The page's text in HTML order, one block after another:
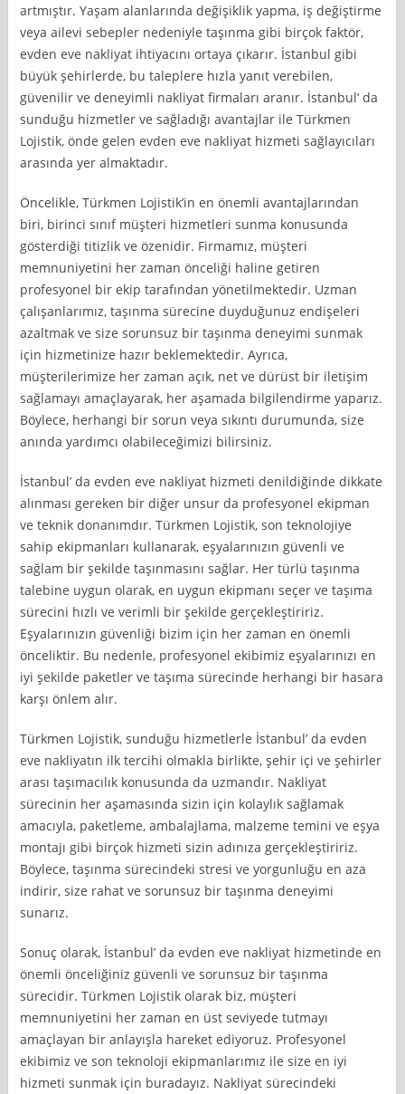
artmıştır. Yaşam alanlarında değişiklik yapma, iş değiştirme
veya ailevi sebepler nedeniyle taşınma gibi birçok faktör,
evden eve nakliyat ihtiyacını ortaya çıkarır. İstanbul gibi
büyük şehirlerde, bu taleplere hızla yanıt verebilen,
güvenilir ve deneyimli nakliyat firmaları aranır. İstanbul’ da
sunduğu hizmetler ve sağladığı avantajlar ile Türkmen
Lojistik, önde gelen evden eve nakliyat hizmeti sağlayıcıları
arasında yer almaktadır.
Öncelikle, Türkmen Lojistik’in en önemli avantajlarından
biri, birinci sınıf müşteri hizmetleri sunma konusunda
gösterdiği titizlik ve özenidir. Firmamız, müşteri
memnuniyetini her zaman önceliği haline getiren
profesyonel bir ekip tarafından yönetilmektedir. Uzman
çalışanlarımız, taşınma sürecine duyduğunuz endişeleri
azaltmak ve size sorunsuz bir taşınma deneyimi sunmak
için hizmetinize hazır beklemektedir. Ayrıca,
müşterilerimize her zaman açık, net ve dürüst bir iletişim
sağlamayı amaçlayarak, her aşamada bilgilendirme yaparız.
Böylece, herhangi bir sorun veya sıkıntı durumunda, size
anında yardımcı olabileceğimizi bilirsiniz.
İstanbul’ da evden eve nakliyat hizmeti denildiğinde dikkate
alınması gereken bir diğer unsur da profesyonel ekipman
ve teknik donanımdır. Türkmen Lojistik, son teknolojiye
sahip ekipmanları kullanarak, eşyalarınızın güvenli ve
sağlam bir şekilde taşınmasını sağlar. Her türlü taşınma
talebine uygun olarak, en uygun ekipmanı seçer ve taşıma
sürecini hızlı ve verimli bir şekilde gerçekleştiririz.
Eşyalarınızın güvenliği bizim için her zaman en önemli
önceliktir. Bu nedenle, profesyonel ekibimiz eşyalarınızı en
iyi şekilde paketler ve taşıma sürecinde herhangi bir hasara
karşı önlem alır.
Türkmen Lojistik, sunduğu hizmetlerle İstanbul’ da evden
eve nakliyatın ilk tercihi olmakla birlikte, şehir içi ve şehirler
arası taşımacılık konusunda da uzmandır. Nakliyat
sürecinin her aşamasında sizin için kolaylık sağlamak
amacıyla, paketleme, ambalajlama, malzeme temini ve eşya
montajı gibi birçok hizmeti sizin adınıza gerçekleştiririz.
Böylece, taşınma sürecindeki stresi ve yorgunluğu en aza
indirir, size rahat ve sorunsuz bir taşınma deneyimi
sunarız.
Sonuç olarak, İstanbul’ da evden eve nakliyat hizmetinde en
önemli önceliğiniz güvenli ve sorunsuz bir taşınma
sürecidir. Türkmen Lojistik olarak biz, müşteri
memnuniyetini her zaman en üst seviyede tutmayı
amaçlayan bir anlayışla hareket ediyoruz. Profesyonel
ekibimiz ve son teknoloji ekipmanlarımız ile size en iyi
hizmeti sunmak için buradayız. Nakliyat sürecindeki